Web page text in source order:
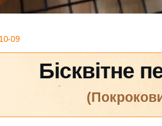
09
Бісквітне